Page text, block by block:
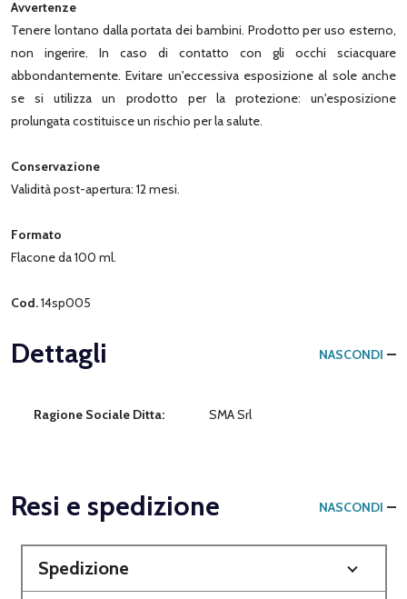
Avvertenze
Tenere lontano dalla portata dei bambini. Prodotto per uso esterno,
non ingerire. In caso di contatto con gli occhi sciacquare
abbondantemente. Evitare un'eccessiva esposizione al sole anche
se si utilizza un prodotto per la protezione: un'esposizione
prolungata costituisce un rischio per la salute.
Conservazione
Validità post-apertura: 12 mesi.
Formato
Flacone da 100 ml.
Cod.14sp005
Dettagli NASCONDI
Ragione Sociale Ditta: SMA Srl
Resi e spedizione NASCONDI
Spedizione